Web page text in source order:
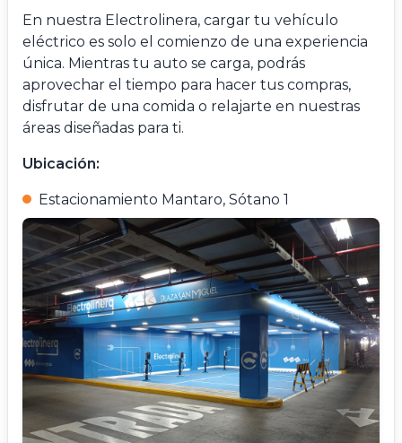
En nuestra Electrolinera, cargar tu vehículo
eléctrico es solo el comienzo de una experiencia
única. Mientras tu auto se carga, podrás
aprovechar el tiempo para hacer tus compras,
disfrutar de una comida o relajarte en nuestras
áreas diseñadas para ti.
Ubicación:
Estacionamiento Mantaro, Sótano 1